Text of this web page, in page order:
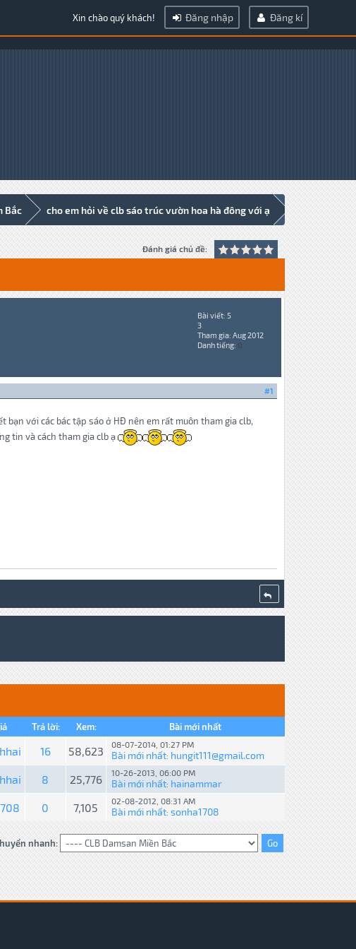
Xin chào quý khách! Đăng nhập Đăng kí
Bắc cho em hỏi về clb sáo trúc vườn hoa hà đông với ạ
Đánh giá chủ đề:
Bài viết: 5
3
Tham gia: Aug 2012
Danh tiếng: 0
#1
bạn với các bác tập sáo ở HĐ nên em rất muôn tham gia clb,
tin và cách tham gia clb ạ
Trả lời: Xem: Bài mới nhất
16 58,623 08-07-2014, 01:27 PM
Bài mới nhất: hungit111@gmail.com
8 25,776 10-26-2013, 06:00 PM
Bài mới nhất: hainammar
0 7,105 02-08-2012, 08:31 AM
Bài mới nhất: sonha1708
nhanh: